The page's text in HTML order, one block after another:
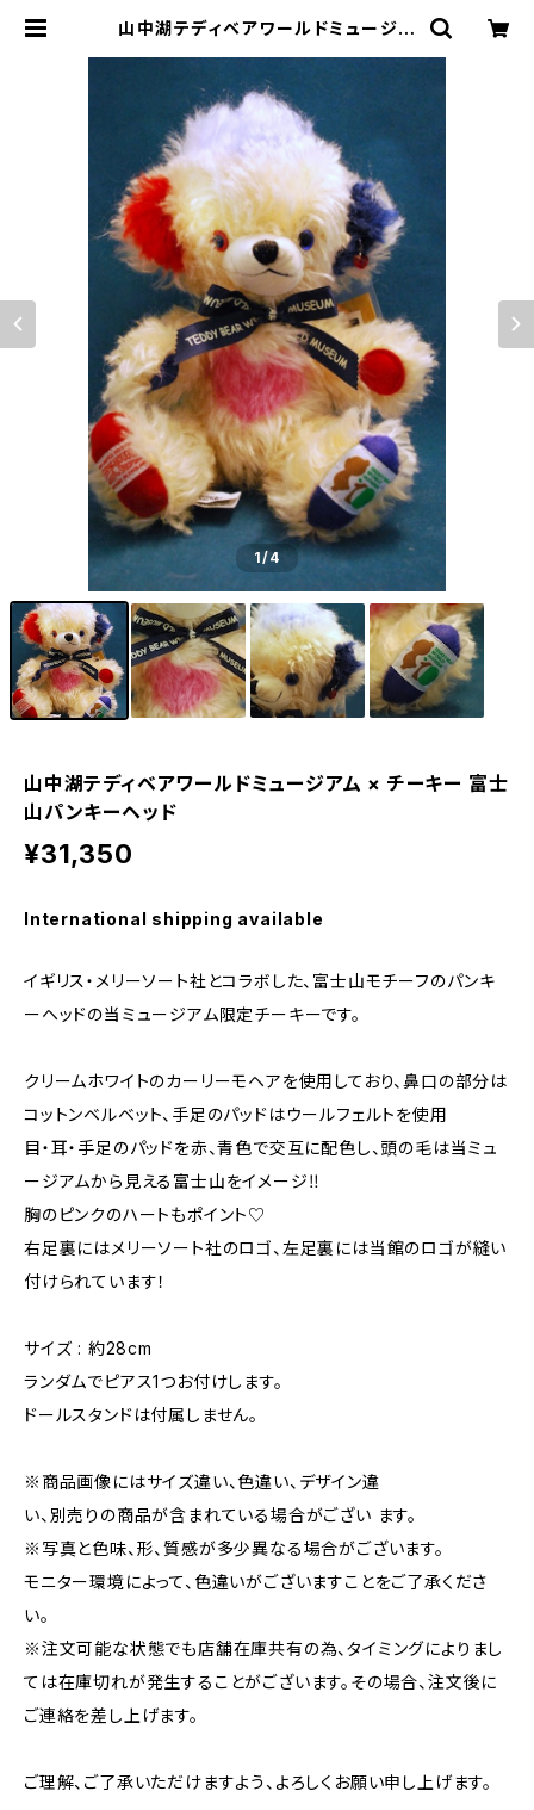
山中湖テディベアワールドミュージア
アム/湖麺屋リールカフェ
1/4
山中湖テディベアワールドミュージアム × チーキー 富士
山パンキーヘッド
¥31,350
International shipping available
イギリス・メリーソート社とコラボした、富士山モチーフのパンキ
ーヘッドの当ミュージアム限定チーキーです。
クリームホワイトのカーリーモヘアを使用しており、鼻口の部分は
コットンベルベット、手足のパッドはウールフェルトを使用
目・耳・手足のパッドを赤、青色で交互に配色し、頭の毛は当ミュ
ージアムから見える富士山をイメージ‼︎
胸のピンクのハートもポイント♡
右足裏にはメリーソート社のロゴ、左足裏には当館のロゴが縫い
付けられています！
サイズ : 約28cm
ランダムでピアス1つお付けします。
ドールスタンドは付属しません。
※商品画像にはサイズ違い、色違い、デザイン違
い、別売りの商品が含まれている場合がござい ます。
※写真と色味、形、質感が多少異なる場合がございます。
モニター環境によって、色違いがございますことをご了承くださ
い。
※注文可能な状態でも店舗在庫共有の為、タイミングによりまし
ては在庫切れが発生することがございます。その場合、注文後に
ご連絡を差し上げます。
ご理解、ご了承いただけますよう、よろしくお願い申し上げます。